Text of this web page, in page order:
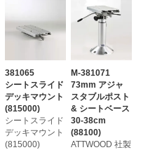
381065
シートスライド
デッキマウント
(815000)
シートスライド
デッキマウント
(815000)
M-381071
73mm アジャ
スタブルポスト
& シートベース
30-38cm
(88100)
ATTWOOD 社製